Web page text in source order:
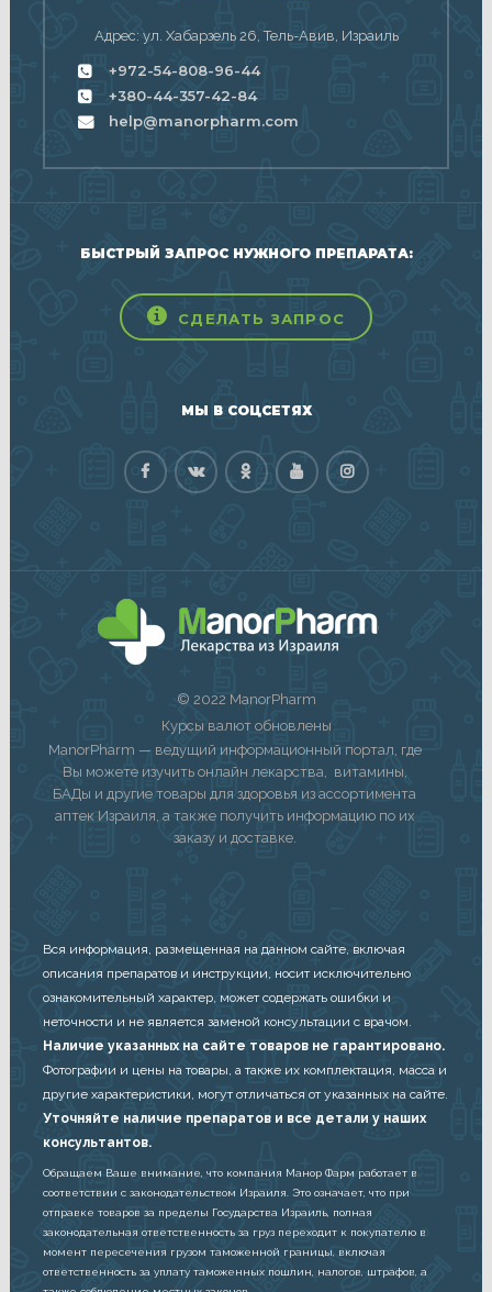
Адрес: ул. Хабарзель 26, Тель-Авив, Израиль
+972-54-808-96-44
+380-44-357-42-84
help@manorpharm.com
БЫСТРЫЙ ЗАПРОС НУЖНОГО ПРЕПАРАТА:
СДЕЛАТЬ ЗАПРОС
МЫ В СОЦСЕТЯХ
© 2022 ManorPharm
Курсы валют обновлены
ManorPharm — ведущий информационный портал, где
Вы можете изучить онлайн лекарства, витамины,
БАДы и другие товары для здоровья из ассортимента
аптек Израиля, а также получить информацию по их
заказу и доставке.
Вся информация, размещенная на данном сайте, включая
описания препаратов и инструкции, носит исключительно
ознакомительный характер, может содержать ошибки и
неточности и не является заменой консультации с врачом.
Наличие указанных на сайте товаров не гарантировано.
Фотографии и цены на товары, а также их комплектация, масса и
другие характеристики, могут отличаться от указанных на сайте.
Уточняйте наличие препаратов и все детали у наших
консультантов.
Обращаем Ваше внимание, что компания Манор Фарм работает в
соответствии с законодательством Израиля. Это означает, что при
отправке товаров за пределы Государства Израиль, полная
законодательная ответственность за груз переходит к покупателю в
момент пересечения грузом таможенной границы, включая
ответственность за уплату таможенных пошлин, налогов, штрафов, а